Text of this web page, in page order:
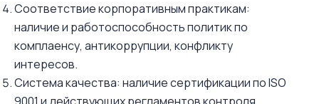
Соответствие корпоративным практикам:
наличие и работоспособность политик по
комплаенсу, антикоррупции, конфликту
интересов.
Система качества: наличие сертификации по ISO